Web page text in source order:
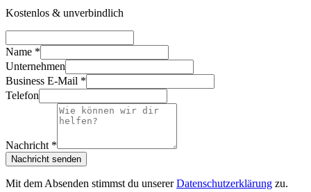
Kostenlos & unverbindlich
Name *
Unternehmen
Business E-Mail *
Telefon
Nachricht *
Nachricht senden
Mit dem Absenden stimmst du unserer Datenschutzerklärung zu.